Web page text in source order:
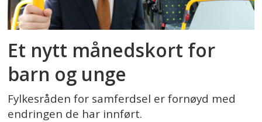
Et nytt månedskort for
barn og unge
Fylkesråden for samferdsel er fornøyd med
endringen de har innført.